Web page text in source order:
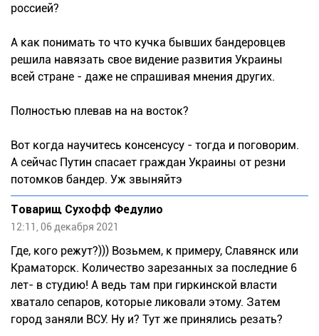
россией?
А как понимать то что кучка бывших бандеровцев
решила навязать свое видение развития Украины
всей стране - даже не спрашивая мнения других.
Полностью плевав на на восток?
Вот когда научитесь консенсусу - тогда и поговорим.
А сейчас Путин спасает граждан Украины от резни
потомков бандер. Уж звыняйтэ
Товарищ Сухофф Федулио
12:11, 06 декабря 2021
Где, кого режут?))) Возьмем, к примеру, Славянск или
Краматорск. Количество зарезанных за последние 6
лет- в студию! А ведь там при гиркинской власти
хватало сепаров, которые ликовали этому. Затем
город заняли ВСУ. Ну и? Тут же принялись резать?